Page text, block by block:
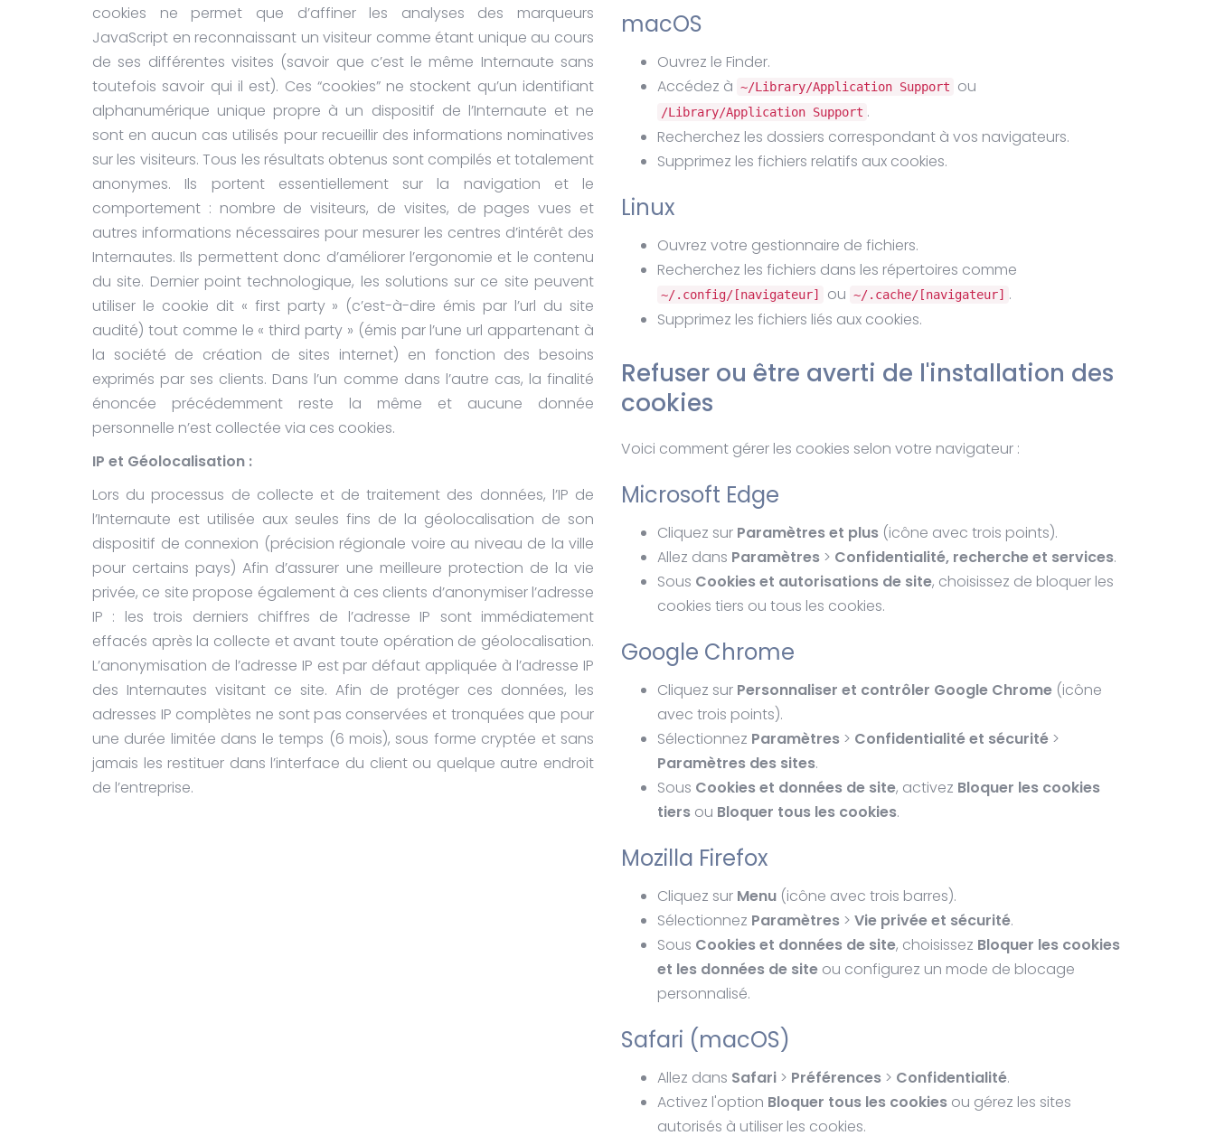
cookies ne permet que d’affiner les analyses des marqueurs
JavaScript en reconnaissant un visiteur comme étant unique au cours
de ses différentes visites (savoir que c’est le même Internaute sans
toutefois savoir qui il est). Ces “cookies” ne stockent qu’un identifiant
alphanumérique unique propre à un dispositif de l’Internaute et ne
sont en aucun cas utilisés pour recueillir des informations nominatives
sur les visiteurs. Tous les résultats obtenus sont compilés et totalement
anonymes. Ils portent essentiellement sur la navigation et le
comportement : nombre de visiteurs, de visites, de pages vues et
autres informations nécessaires pour mesurer les centres d’intérêt des
Internautes. Ils permettent donc d’améliorer l’ergonomie et le contenu
du site. Dernier point technologique, les solutions sur ce site peuvent
utiliser le cookie dit « first party » (c’est-à-dire émis par l’url du site
audité) tout comme le « third party » (émis par l’une url appartenant à
la société de création de sites internet) en fonction des besoins
exprimés par ses clients. Dans l’un comme dans l’autre cas, la finalité
énoncée précédemment reste la même et aucune donnée
personnelle n’est collectée via ces cookies.
IP et Géolocalisation :
Lors du processus de collecte et de traitement des données, l’IP de
l’Internaute est utilisée aux seules fins de la géolocalisation de son
dispositif de connexion (précision régionale voire au niveau de la ville
pour certains pays) Afin d’assurer une meilleure protection de la vie
privée, ce site propose également à ces clients d’anonymiser l’adresse
IP : les trois derniers chiffres de l’adresse IP sont immédiatement
effacés après la collecte et avant toute opération de géolocalisation.
L’anonymisation de l’adresse IP est par défaut appliquée à l’adresse IP
des Internautes visitant ce site. Afin de protéger ces données, les
adresses IP complètes ne sont pas conservées et tronquées que pour
une durée limitée dans le temps (6 mois), sous forme cryptée et sans
jamais les restituer dans l’interface du client ou quelque autre endroit
de l’entreprise.
macOS
Ouvrez le Finder.
Accédez à ~/Library/Application Support ou
/Library/Application Support .
Recherchez les dossiers correspondant à vos navigateurs.
Supprimez les fichiers relatifs aux cookies.
Linux
Ouvrez votre gestionnaire de fichiers.
Recherchez les fichiers dans les répertoires comme
~/.config/[navigateur] ou ~/.cache/[navigateur] .
Supprimez les fichiers liés aux cookies.
Refuser ou être averti de l'installation des
cookies
Voici comment gérer les cookies selon votre navigateur :
Microsoft Edge
Cliquez sur Paramètres et plus (icône avec trois points).
Allez dans Paramètres > Confidentialité, recherche et services.
Sous Cookies et autorisations de site, choisissez de bloquer les
cookies tiers ou tous les cookies.
Google Chrome
Cliquez sur Personnaliser et contrôler Google Chrome (icône
avec trois points).
Sélectionnez Paramètres > Confidentialité et sécurité >
Paramètres des sites.
Sous Cookies et données de site, activez Bloquer les cookies
tiers ou Bloquer tous les cookies.
Mozilla Firefox
Cliquez sur Menu (icône avec trois barres).
Sélectionnez Paramètres > Vie privée et sécurité.
Sous Cookies et données de site, choisissez Bloquer les cookies
et les données de site ou configurez un mode de blocage
personnalisé.
Safari (macOS)
Allez dans Safari > Préférences > Confidentialité.
Activez l'option Bloquer tous les cookies ou gérez les sites
autorisés à utiliser les cookies.